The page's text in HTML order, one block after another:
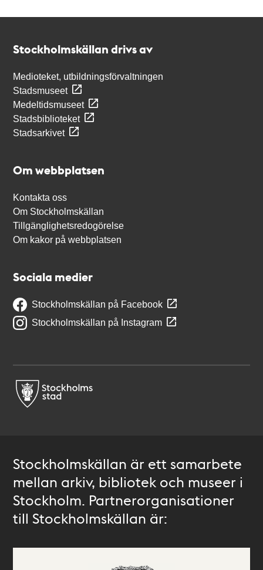
Stockholmskällan drivs av
Medioteket, utbildningsförvaltningen
Stadsmuseet
Medeltidsmuseet
Stadsbiblioteket
Stadsarkivet
Om webbplatsen
Kontakta oss
Om Stockholmskällan
Tillgänglighetsredogörelse
Om kakor på webbplatsen
Sociala medier
Stockholmskällan på Facebook
Stockholmskällan på Instagram
Stockholmskällan är ett samarbete
mellan arkiv, bibliotek och museer i
Stockholm. Partnerorganisationer
till Stockholmskällan är: